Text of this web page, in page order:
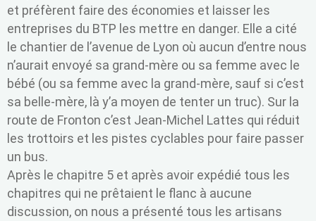
et préfèrent faire des économies et laisser les
entreprises du BTP les mettre en danger. Elle a cité
le chantier de l’avenue de Lyon où aucun d’entre nous
n’aurait envoyé sa grand-mère ou sa femme avec le
bébé (ou sa femme avec la grand-mère, sauf si c’est
sa belle-mère, là y’a moyen de tenter un truc). Sur la
route de Fronton c’est Jean-Michel Lattes qui réduit
les trottoirs et les pistes cyclables pour faire passer
un bus.
Après le chapitre 5 et après avoir expédié tous les
chapitres qui ne prêtaient le flanc à aucune
discussion, on nous a présenté tous les artisans